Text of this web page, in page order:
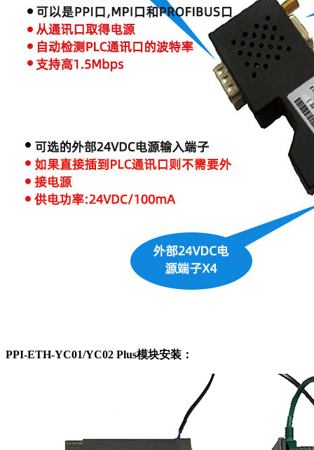
PPI-ETH-YC01/YC02 Plus模块安装：